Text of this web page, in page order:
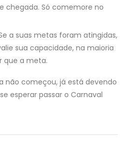
chegada. Só comemore no
a suas metas foram atingidas,
sua capacidade, na maioria
que a meta.
não começou, já está devendo
esperar passar o Carnaval